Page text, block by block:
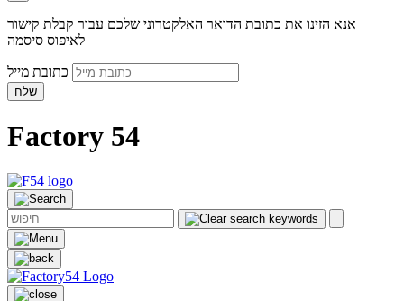
אנא הזינו את כתובת הדואר האלקטרוני שלכם עבור קבלת קישור
לאיפוס סיסמה
שלח
Factory 54